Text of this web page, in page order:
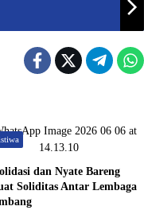
dan Nyate Bareng
Soliditas Antar Lembaga